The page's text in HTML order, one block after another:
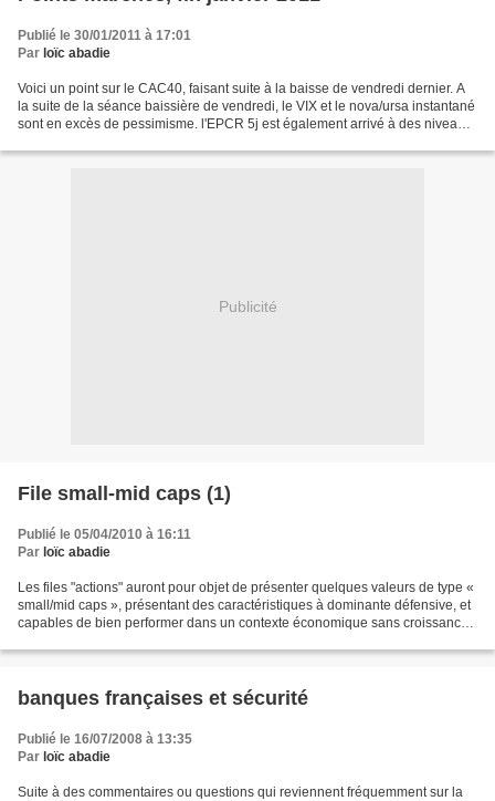
Publié le 30/01/2011 à 17:01
Par loïc abadie
Voici un point sur le CAC40, faisant suite à la baisse de vendredi dernier. A
la suite de la séance baissière de vendredi, le VIX et le nova/ursa instantané
sont en excès de pessimisme. l'EPCR 5j est également arrivé à des niveaux
Publicité
File small-mid caps (1)
Publié le 05/04/2010 à 16:11
Par loïc abadie
Les files "actions" auront pour objet de présenter quelques valeurs de type «
small/mid caps », présentant des caractéristiques à dominante défensive, et
capables de bien performer dans un contexte économique sans croissance
banques françaises et sécurité
Publié le 16/07/2008 à 13:35
Par loïc abadie
Suite à des commentaires ou questions qui reviennent fréquemment sur la